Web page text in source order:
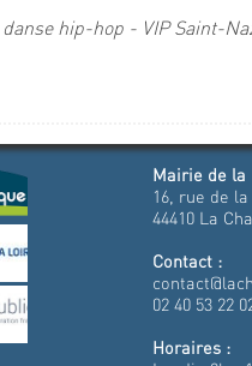
hip-hop - VIP Saint-
Mairie de la
16, rue de
44410 La
Contact :
02 40 53 22
Horaires :